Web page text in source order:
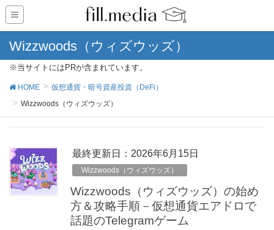
Wizzwoods（ウィズウッズ）
※当サイトにはPRが含まれています。
HOME
仮想通貨・暗号資産投資（DeFi）
Wizzwoods（ウィズウッズ）
最終更新日：2026年6月15日
Wizzwoods（ウィズウッズ）
Wizzwoods（ウィズウッズ）の始め
方＆攻略手順－仮想通貨エアドロで
話題のTelegramゲーム